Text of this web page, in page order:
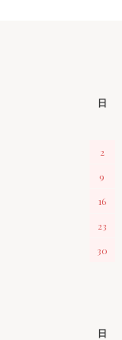
日
2
9
16
23
30
日